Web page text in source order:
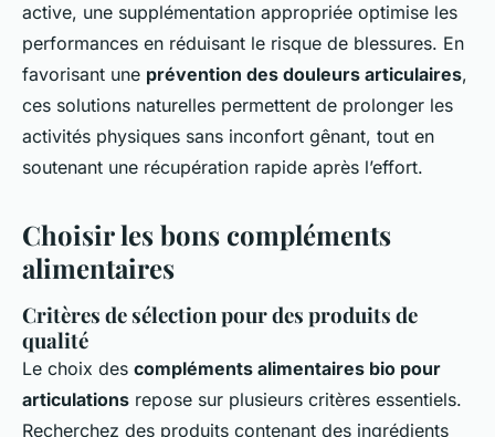
active, une supplémentation appropriée optimise les
performances en réduisant le risque de blessures. En
favorisant une prévention des douleurs articulaires,
ces solutions naturelles permettent de prolonger les
activités physiques sans inconfort gênant, tout en
soutenant une récupération rapide après l’effort.
Choisir les bons compléments
alimentaires
Critères de sélection pour des produits de
qualité
Le choix des compléments alimentaires bio pour
articulations repose sur plusieurs critères essentiels.
Recherchez des produits contenant des ingrédients